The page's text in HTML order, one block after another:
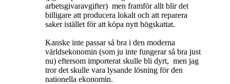
arbetsgivaravgifter) men framför allt blir det
billigare att producera lokalt och att reparera
saker istället för att köpa nytt högskattat.
Kanske inte passar så bra i den moderna
världsekonomin (som ju inte fungerar så bra just
nu) eftersom importerat skulle bli dyrt, men jag
tror det skulle vara lysande lösning för den
nationella ekonomin.